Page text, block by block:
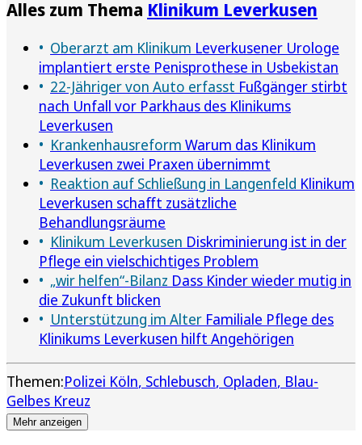
Alles zum Thema Klinikum Leverkusen
Oberarzt am Klinikum Leverkusener Urologe
implantiert erste Penisprothese in Usbekistan
22-Jähriger von Auto erfasst Fußgänger stirbt
nach Unfall vor Parkhaus des Klinikums
Leverkusen
Krankenhausreform Warum das Klinikum
Leverkusen zwei Praxen übernimmt
Reaktion auf Schließung in Langenfeld Klinikum
Leverkusen schafft zusätzliche
Behandlungsräume
Klinikum Leverkusen Diskriminierung ist in der
Pflege ein vielschichtiges Problem
„wir helfen“-Bilanz Dass Kinder wieder mutig in
die Zukunft blicken
Unterstützung im Alter Familiale Pflege des
Klinikums Leverkusen hilft Angehörigen
Themen:Polizei Köln Schlebusch Opladen Blau-
Gelbes Kreuz
Mehr anzeigen